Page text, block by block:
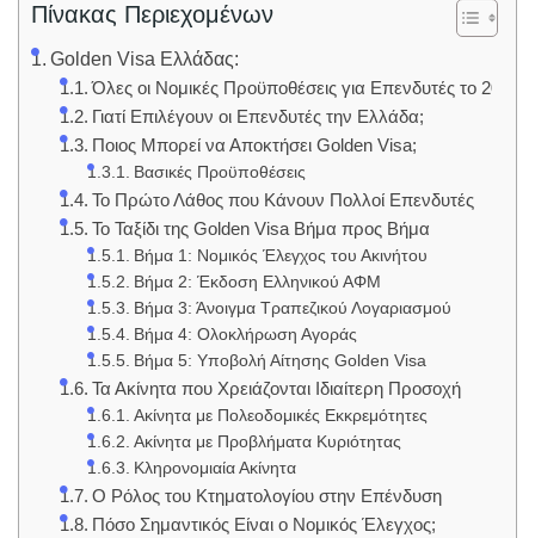
Πίνακας Περιεχομένων
Golden Visa Ελλάδας:
Όλες οι Νομικές Προϋποθέσεις για Επενδυτές το 2026
Γιατί Επιλέγουν οι Επενδυτές την Ελλάδα;
Ποιος Μπορεί να Αποκτήσει Golden Visa;
Βασικές Προϋποθέσεις
Το Πρώτο Λάθος που Κάνουν Πολλοί Επενδυτές
Το Ταξίδι της Golden Visa Βήμα προς Βήμα
Βήμα 1: Νομικός Έλεγχος του Ακινήτου
Βήμα 2: Έκδοση Ελληνικού ΑΦΜ
Βήμα 3: Άνοιγμα Τραπεζικού Λογαριασμού
Βήμα 4: Ολοκλήρωση Αγοράς
Βήμα 5: Υποβολή Αίτησης Golden Visa
Τα Ακίνητα που Χρειάζονται Ιδιαίτερη Προσοχή
Ακίνητα με Πολεοδομικές Εκκρεμότητες
Ακίνητα με Προβλήματα Κυριότητας
Κληρονομιαία Ακίνητα
Ο Ρόλος του Κτηματολογίου στην Επένδυση
Πόσο Σημαντικός Είναι ο Νομικός Έλεγχος;